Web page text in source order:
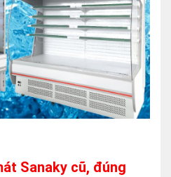
Sanaky cũ, đúng